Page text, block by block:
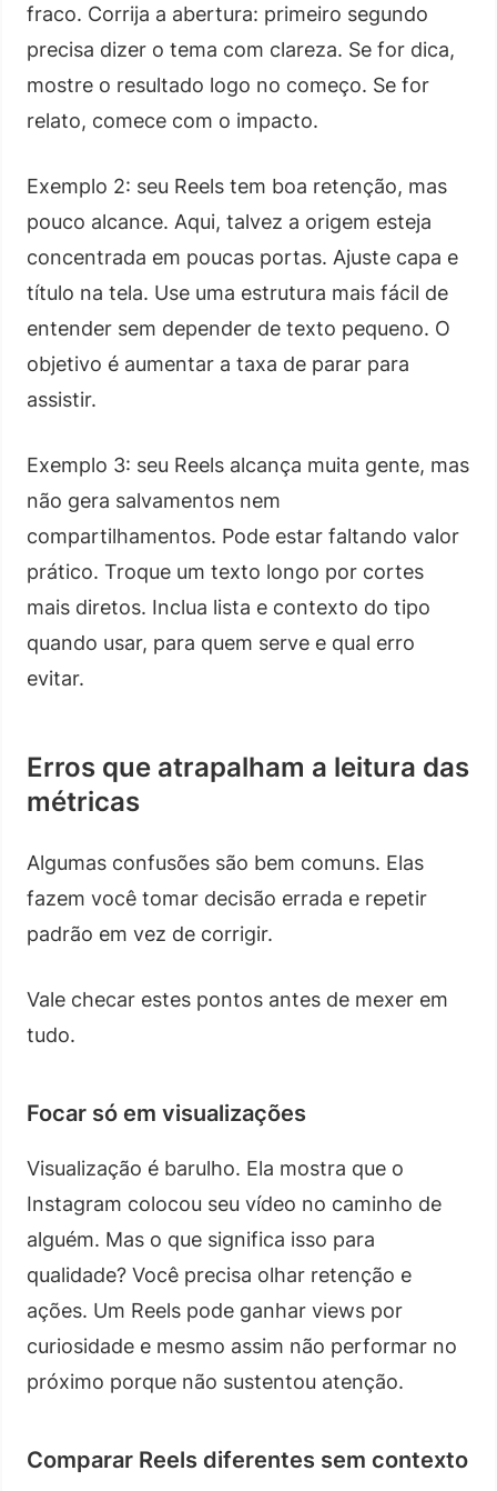
fraco. Corrija a abertura: primeiro segundo
precisa dizer o tema com clareza. Se for dica,
mostre o resultado logo no começo. Se for
relato, comece com o impacto.
Exemplo 2: seu Reels tem boa retenção, mas
pouco alcance. Aqui, talvez a origem esteja
concentrada em poucas portas. Ajuste capa e
título na tela. Use uma estrutura mais fácil de
entender sem depender de texto pequeno. O
objetivo é aumentar a taxa de parar para
assistir.
Exemplo 3: seu Reels alcança muita gente, mas
não gera salvamentos nem
compartilhamentos. Pode estar faltando valor
prático. Troque um texto longo por cortes
mais diretos. Inclua lista e contexto do tipo
quando usar, para quem serve e qual erro
evitar.
Erros que atrapalham a leitura das
métricas
Algumas confusões são bem comuns. Elas
fazem você tomar decisão errada e repetir
padrão em vez de corrigir.
Vale checar estes pontos antes de mexer em
tudo.
Focar só em visualizações
Visualização é barulho. Ela mostra que o
Instagram colocou seu vídeo no caminho de
alguém. Mas o que significa isso para
qualidade? Você precisa olhar retenção e
ações. Um Reels pode ganhar views por
curiosidade e mesmo assim não performar no
próximo porque não sustentou atenção.
Comparar Reels diferentes sem contexto